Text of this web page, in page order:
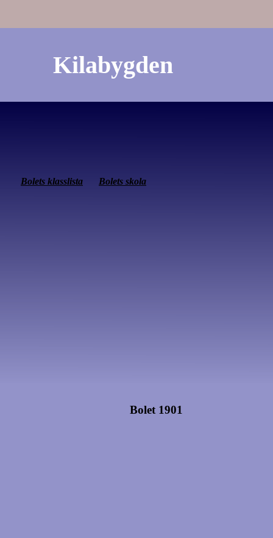
Kilabygden
Bolet 1901
Bolets klasslista Bolets skola